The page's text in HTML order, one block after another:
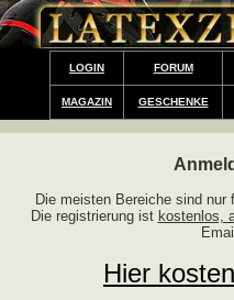
LOGIN FORUM
MAGAZIN GESCHENKE
Die meisten Bereiche sind
Die registrierung ist kostenlos,
Hier